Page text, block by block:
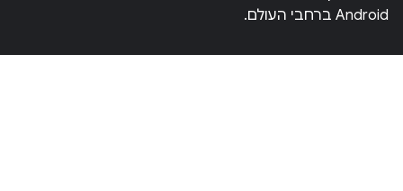
Android ברחבי העולם.